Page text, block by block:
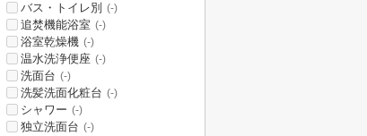
バス・トイレ別 (-)
追焚機能浴室 (-)
浴室乾燥機 (-)
温水洗浄便座 (-)
洗面台 (-)
洗髪洗面化粧台 (-)
シャワー (-)
独立洗面台 (-)